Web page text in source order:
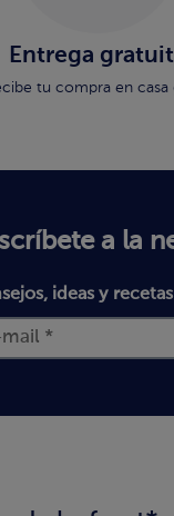
Entrega
tu compra en casa
a la
ideas y